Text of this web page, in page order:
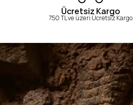
Ücretsiz Kargo
750 TL ve üzeri Ücretsiz Kargo